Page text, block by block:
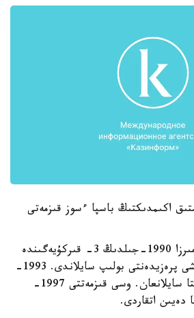
اكىمدىكتىڭ باسپا ءسوز قىزمەتى
پۋنسالمااگين وچيربات مىرزا 1990-جىلدىڭ 3- قىركۇيەگىندە
موڭعوليا ەلىنىڭ ءبىرىنشى پرەزيدەنتى بولىپ سايلاندى. 1993-
جىلى ەكىنشى مارتە قايتا سايلانعان. وسى قىزمەتتى 1997-